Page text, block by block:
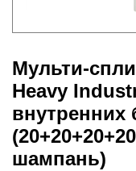
Мульти-
Heavy
внутренних
шампань)